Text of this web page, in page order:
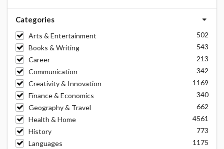
Categories
Arts & Entertainment
502
Books & Writing
543
Career
213
Communication
342
Creativity & Innovation
1169
Finance & Economics
340
Geography & Travel
662
Health & Home
4561
History
773
Languages
1175